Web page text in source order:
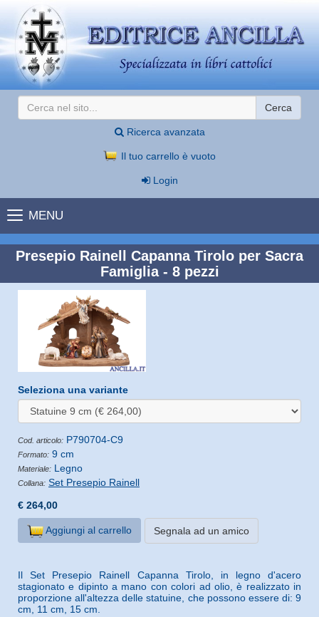
Cerca
Ricerca avanzata
Il tuo carrello è vuoto
Login
MENU
Presepio Rainell Capanna Tirolo per Sacra
Famiglia - 8 pezzi
Seleziona una variante
Cod. articolo: P790704-C9
Formato: 9 cm
Materiale: Legno
Collana: Set Presepio Rainell
€ 264,00
Aggiungi al carrello Segnala ad un amico
Il Set Presepio Rainell Capanna Tirolo, in legno d'acero
stagionato e dipinto a mano con colori ad olio, è realizzato in
proporzione all'altezza delle statuine, che possono essere di: 9
cm, 11 cm, 15 cm.